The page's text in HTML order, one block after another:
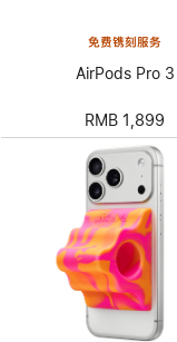
免费镌刻服务
AirPods Pro 3
RMB 1,899